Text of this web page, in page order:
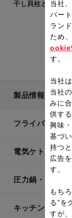
干し貝柱と干しし
製品情報
フライパン・鍋
電気ケトル
圧力鍋・電気圧
キッチン用品
当社
パー
ラン
ため
ookie
す。
当社
当社
みに
供す
興味
基づ
持つ
広告
す。
もち
る”を
すが